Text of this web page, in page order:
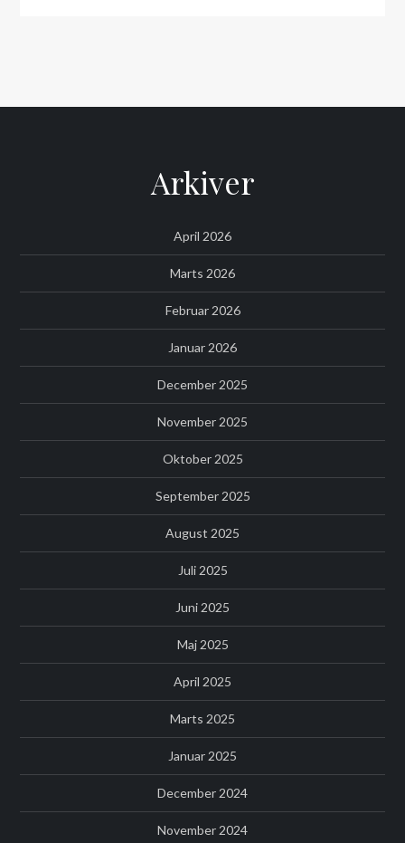
Arkiver
April 2026
Marts 2026
Februar 2026
Januar 2026
December 2025
November 2025
Oktober 2025
September 2025
August 2025
Juli 2025
Juni 2025
Maj 2025
April 2025
Marts 2025
Januar 2025
December 2024
November 2024